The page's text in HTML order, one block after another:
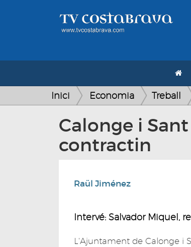
Inici Economia Treball
Calonge i
contractin
Raül Jiménez
Intervé: Salvador Miquel,
L'Ajuntament de Calonge i